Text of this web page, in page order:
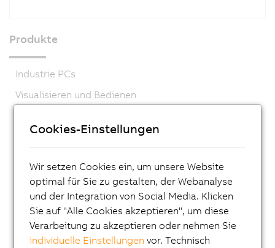
Produkte
Industrie PCs
Visualisieren und Bedienen
I/O Systeme
X20 System coated
X67 System
XV System
Vision Systeme
Cookies-Einstellungen
Wir setzen Cookies ein, um unsere Website
optimal für Sie zu gestalten, der Webanalyse
und der Integration von Social Media. Klicken
Sie auf "Alle Cookies akzeptieren", um diese
Verarbeitung zu akzeptieren oder nehmen Sie
individuelle Einstellungen vor. Technisch